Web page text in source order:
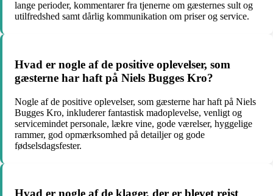
lange perioder, kommentarer fra tjenerne om gæsternes sult og
utilfredshed samt dårlig kommunikation om priser og service.
Hvad er nogle af de positive oplevelser, som
gæsterne har haft på Niels Bugges Kro?
Nogle af de positive oplevelser, som gæsterne har haft på Niels
Bugges Kro, inkluderer fantastisk madoplevelse, venligt og
servicemindet personale, lækre vine, gode værelser, hyggelige
rammer, god opmærksomhed på detailjer og gode
fødselsdagsfester.